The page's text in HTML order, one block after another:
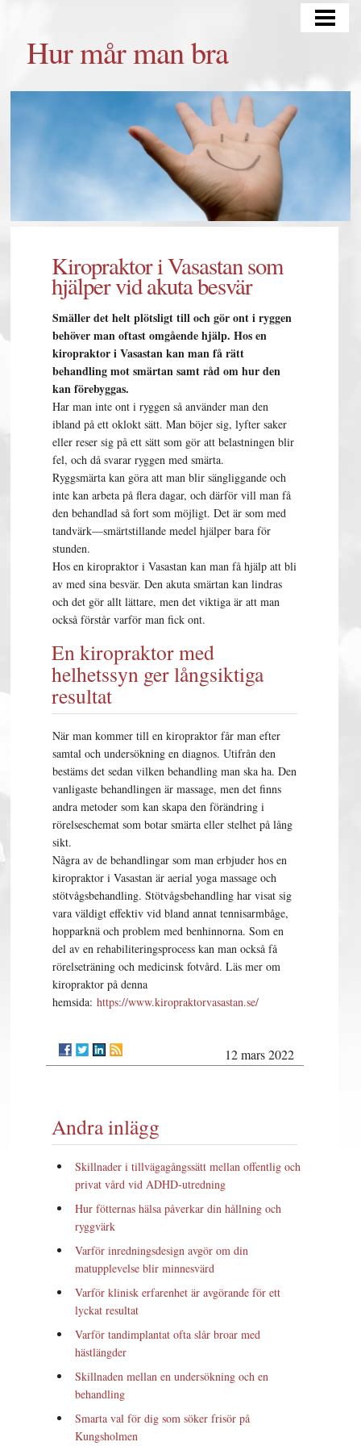
TÄNKA POSITIVT
Hur mår man bra
Kiropraktor i Vasastan som
hjälper vid akuta besvär
Smäller det helt plötsligt till och gör ont i ryggen
behöver man oftast omgående hjälp. Hos en
kiropraktor i Vasastan kan man få rätt
behandling mot smärtan samt råd om hur den
kan förebyggas.
Har man inte ont i ryggen så använder man den
ibland på ett oklokt sätt. Man böjer sig, lyfter saker
eller reser sig på ett sätt som gör att belastningen blir
fel, och då svarar ryggen med smärta.
Ryggsmärta kan göra att man blir sängliggande och
inte kan arbeta på flera dagar, och därför vill man få
den behandlad så fort som möjligt. Det är som med
tandvärk—smärtstillande medel hjälper bara för
stunden.
Hos en kiropraktor i Vasastan kan man få hjälp att bli
av med sina besvär. Den akuta smärtan kan lindras
och det gör allt lättare, men det viktiga är att man
också förstår varför man fick ont.
En kiropraktor med
helhetssyn ger långsiktiga
resultat
När man kommer till en kiropraktor får man efter
samtal och undersökning en diagnos. Utifrån den
bestäms det sedan vilken behandling man ska ha. Den
vanligaste behandlingen är massage, men det finns
andra metoder som kan skapa den förändring i
rörelseschemat som botar smärta eller stelhet på lång
sikt.
Några av de behandlingar som man erbjuder hos en
kiropraktor i Vasastan är aerial yoga massage och
stötvågsbehandling. Stötvågsbehandling har visat sig
vara väldigt effektiv vid bland annat tennisarmbåge,
hopparknä och problem med benhinnorna. Som en
del av en rehabiliteringsprocess kan man också få
rörelseträning och medicinsk fotvård. Läs mer om
kiropraktor på denna
hemsida:https://www.kiropraktorvasastan.se/
12 mars 2022
Andra inlägg
Skillnader i tillvägagångssätt mellan offentlig och
privat vård vid ADHD-utredning
Hur fötternas hälsa påverkar din hållning och
ryggvärk
Varför inredningsdesign avgör om din
matupplevelse blir minnesvärd
Varför klinisk erfarenhet är avgörande för ett
lyckat resultat
Varför tandimplantat ofta slår broar med
hästlängder
Skillnaden mellan en undersökning och en
behandling
Smarta val för dig som söker frisör på
Kungsholmen